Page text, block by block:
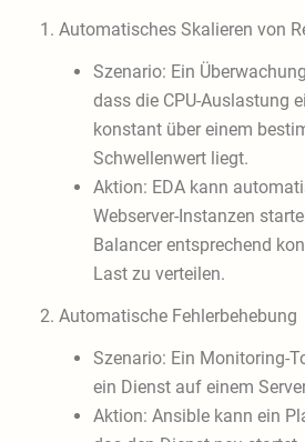
1. Automatisches Skalieren von
Szenario: Ein
dass die CPU-Auslastung
konstant über einem
Schwellenwert liegt.
Aktion: EDA kann
Webserver-Instanzen
Balancer entsprechend
Last zu verteilen.
2. Automatische Fehlerbehebung
Szenario: Ein Monitoring-
ein Dienst auf einem
Aktion: Ansible kann ein